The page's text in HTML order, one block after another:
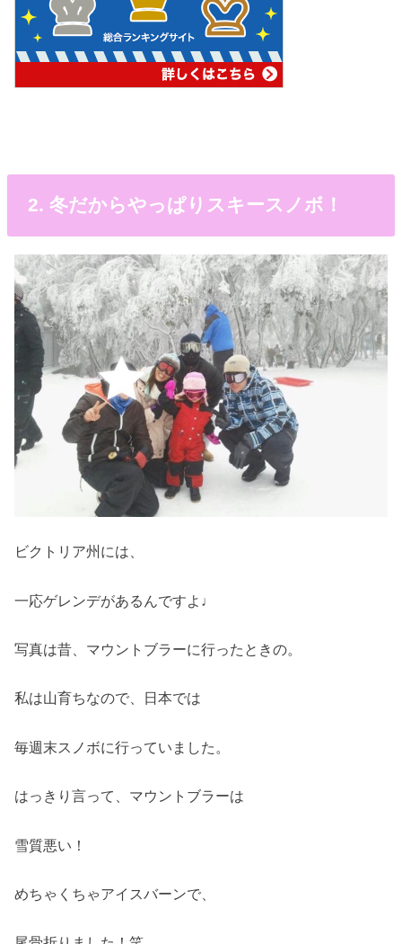
2. 冬だからやっぱりスキースノボ！
ビクトリア州には、
一応ゲレンデがあるんですよ♩
写真は昔、マウントブラーに行ったときの。
私は山育ちなので、日本では
毎週末スノボに行っていました。
はっきり言って、マウントブラーは
雪質悪い！
めちゃくちゃアイスバーンで、